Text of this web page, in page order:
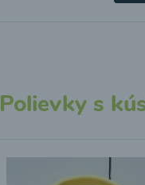
Polievky s